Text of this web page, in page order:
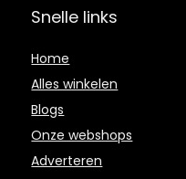
Snelle links
Home
Alles winkelen
Blogs
Onze webshops
Adverteren